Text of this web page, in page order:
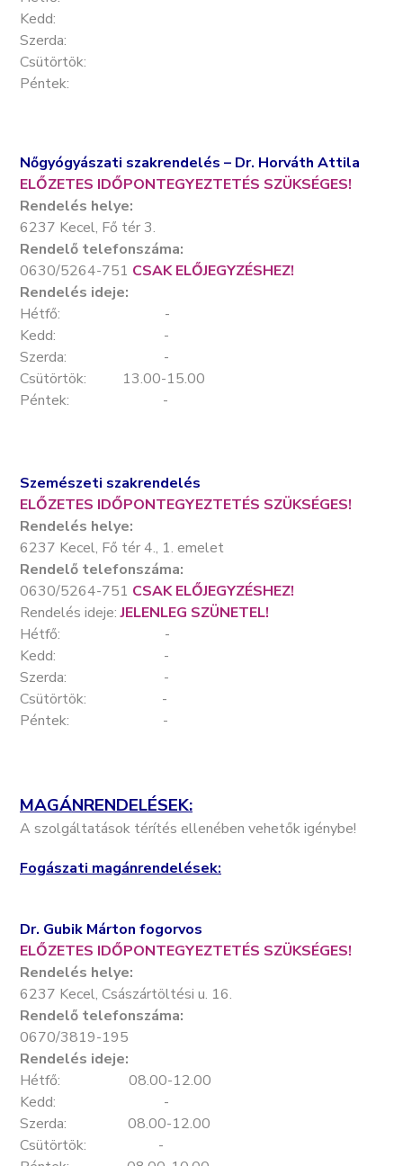
Kedd:
Szerda:
Csütörtök:
Péntek:
Nőgyógyászati szakrendelés – Dr. Horváth Attila
ELŐZETES IDŐPONTEGYEZTETÉS SZÜKSÉGES!
Rendelés helye:
6237 Kecel, Fő tér 3.
Rendelő telefonszáma:
0630/5264-751 CSAK ELŐJEGYZÉSHEZ!
Rendelés ideje:
Hétfő: -
Kedd: -
Szerda: -
Csütörtök: 13.00-15.00
Péntek: -
Szemészeti szakrendelés
ELŐZETES IDŐPONTEGYEZTETÉS SZÜKSÉGES!
Rendelés helye:
6237 Kecel, Fő tér 4., 1. emelet
Rendelő telefonszáma:
0630/5264-751 CSAK ELŐJEGYZÉSHEZ!
Rendelés ideje:JELENLEG SZÜNETEL!
Hétfő: -
Kedd: -
Szerda: -
Csütörtök: -
Péntek: -
MAGÁNRENDELÉSEK:
A szolgáltatások térítés ellenében vehetők igénybe!
Fogászati magánrendelések:
Dr. Gubik Márton fogorvos
ELŐZETES IDŐPONTEGYEZTETÉS SZÜKSÉGES!
Rendelés helye:
6237 Kecel, Császártöltési u. 16.
Rendelő telefonszáma:
0670/3819-195
Rendelés ideje:
Hétfő: 08.00-12.00
Kedd: -
Szerda: 08.00-12.00
Csütörtök: -